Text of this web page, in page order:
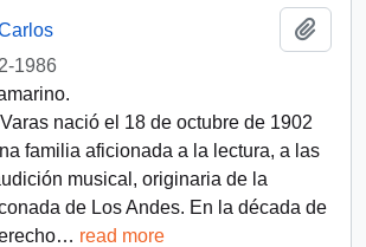
1986
nació el 18 de octubre de 1902
familia aficionada a la lectura, a las
musical, originaria de la
de Los Andes. En la década de
… read more